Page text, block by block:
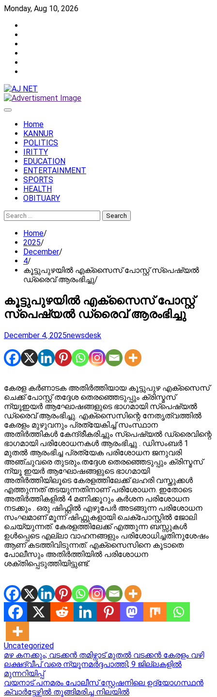
Skip
content
Monday, Aug 10, 2026
Home
KANNUR
POLITICS
IRITTY
EDUCATION
ENTERTAINMENT
SPORTS
HEALTH
OBITUARY
Search
for:
Home
2025
December
4
കൂട്ടുപുഴയിൽ എക്സൈസ് പോസ്റ്റ് സ്പെഷ്യൽ
ഡ്രൈവ് ആരംഭിച്ചു
കൂട്ടുപുഴയിൽ എക്സൈസ് പോസ്റ്റ്
സ്പെഷ്യൽ ഡ്രൈവ് ആരംഭിച്ചു
December 4, 2025newsdesk
കേരള കർണാടക അതിർത്തിയായ കൂട്ടുപുഴ എക്സൈസ്
ചെക്ക് പോസ്റ്റ് തദ്ദേശ തെരഞ്ഞെടുപ്പും ക്രിസ്മസ്
ന്യൂഇയർ ആഘോഷങ്ങളുടെ ഭാഗമായി സ്പെഷ്യൽ
ഡ്രൈവ് ആരംഭിച്ചു. എക്‌സൈസിന്റെ നേതൃത്വത്തിൽ
കേരളം മുഴുവനും പ്രത്യേകിച്ച് സംസ്ഥാന
അതിർത്തികൾ കേന്ദ്രീകരിച്ചും സ്പെഷ്യൽ ഡ്രൈവിന്റെ
ഭാഗമായി പരിശോധനകൾ ആരംഭിച്ചു . ഡിസംബർ 1
മുതൽ ആരംഭിച്ച പ്രത്യേക പരിശോധന ജനുവരി
അഞ്ചുവരെ തുടരും.തദ്ദേശ തെരഞ്ഞെടുപ്പും ക്രിസ്മസ്
ന്യൂ ഇയർ ആഘോഷങ്ങളുടെ ഭാഗമായി
അതിർത്തിയിലൂടെ കേരളത്തിലേക്ക് ലഹരി വസ്തുക്കൾ
എത്തുന്നത് തടയുന്നതിനാണ് പരിശോധന. ഇതോടെ
അതിർത്തികളിൽ 4 മണിക്കൂറും കർശന പരിശോധന
നടക്കും . ഒരു ഷിഫ്റ്റിൽ എഴുപേർ അടങ്ങുന്ന പരിശോധന
സംഘമാണ് മൂന്ന് ഷിഫ്റ്റുകളായി ചെക്പോസ്റ്റിൽ ജോലി
ചെയ്യുന്നത്. കേരളത്തിലേക്ക് എത്തുന്ന ബസ്സുകൾ
ഉൾപ്പെടെ എല്ലാ വാഹനങ്ങളും പരിശോധിച്ചതിനുശേഷം
ആണ് കടത്തിവിടുന്നത്. എക്സൈസിനെ കൂടാതെ
പോലീസും അതിർത്തിയിൽ പരിശോധന
ശക്തിപ്പെടുത്തിയിട്ടുണ്ട്.
Uncategorized
Post
navigation
മഴ കനക്കും; വടക്കൻ തമിഴ്നാട് മുതൽ വടക്കൻ കേരളം വഴി
ലക്ഷദ്വീപ് വരെ ന്യൂനമർദ്ദപാത്തി; 9 ജില്ലകളിൽ
മുന്നറിയിപ്പ്
വയനാട് പനമരം പോലീസ് സ്റ്റേഷനിലെ ഉദ്യോ​ഗസ്ഥൻ
ക്വാർട്ടേഴ്സിൽ തൂങ്ങിമരിച്ച നിലയിൽ